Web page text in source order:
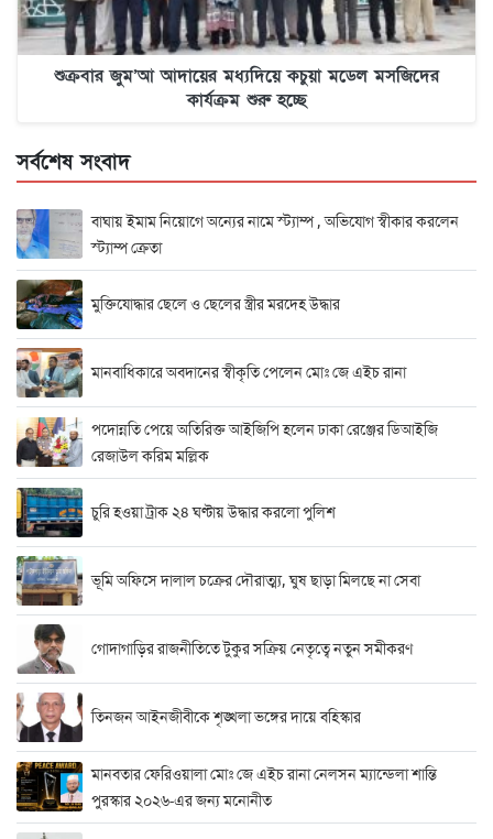
শুক্রবার জুম’আ আদায়ের মধ্যদিয়ে কচুয়া মডেল মসজিদের
কার্যক্রম শুরু হচ্ছে
সর্বশেষ সংবাদ
বাঘায় ইমাম নিয়োগে অন্যের নামে স্ট্যাম্প , অভিযোগ স্বীকার করলেন
স্ট্যাম্প ক্রেতা
মুক্তিযোদ্ধার ছেলে ও ছেলের স্ত্রীর মরদেহ উদ্ধার
মানবাধিকারে অবদানের স্বীকৃতি পেলেন মোঃ জে এইচ রানা
পদোন্নতি পেয়ে অতিরিক্ত আইজিপি হলেন ঢাকা রেঞ্জের ডিআইজি
রেজাউল করিম মল্লিক
চুরি হওয়া ট্রাক ২৪ ঘণ্টায় উদ্ধার করলো পুলিশ
ভূমি অফিসে দালাল চক্রের দৌরাত্ম্য, ঘুষ ছাড়া মিলছে না সেবা
গোদাগাড়ির রাজনীতিতে টুকুর সক্রিয় নেতৃত্বে নতুন সমীকরণ
তিনজন আইনজীবীকে শৃঙ্খলা ভঙ্গের দায়ে বহিস্কার
মানবতার ফেরিওয়ালা মোঃ জে এইচ রানা নেলসন ম্যান্ডেলা শান্তি
পুরস্কার ২০২৬-এর জন্য মনোনীত